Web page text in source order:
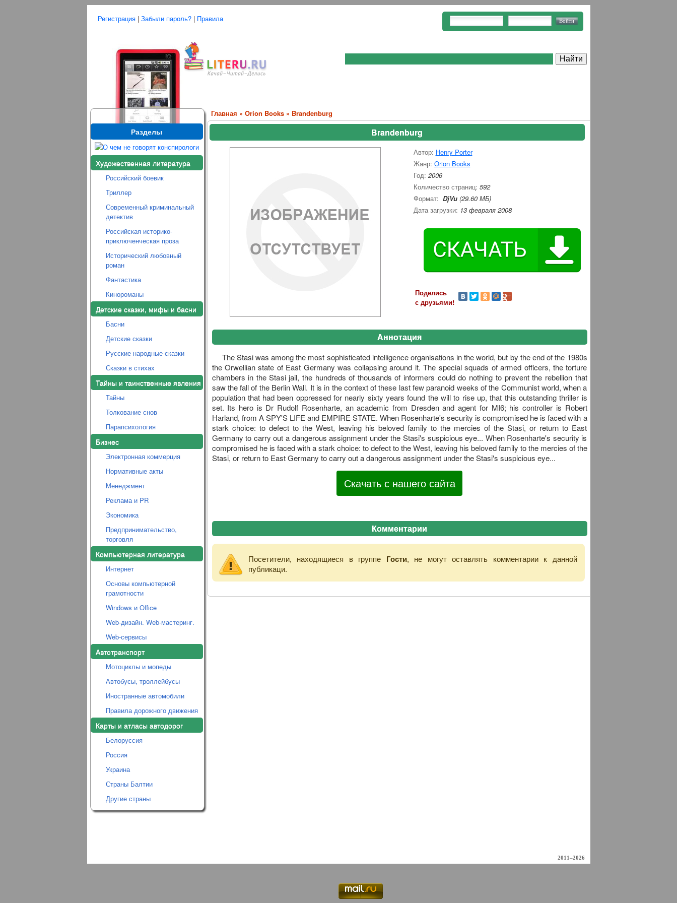
Регистрация| Забыли пароль?| Правила
Разделы
Художественная литература
Российский боевик
Триллер
Современный криминальный
детектив
Российская историко-
приключенческая проза
Исторический любовный
роман
Фантастика
Кинороманы
Детские сказки, мифы и басни
Басни
Детские сказки
Русские народные сказки
Сказки в стихах
Тайны и таинственные явления
Тайны
Толкование снов
Парапсихология
Бизнес
Электронная коммерция
Нормативные акты
Менеджмент
Реклама и PR
Экономика
Предпринимательство,
торговля
Компьютерная литература
Интернет
Основы компьютерной
грамотности
Windows и Office
Web-дизайн. Web-мастеринг.
Web-сервисы
Автотранспорт
Мотоциклы и мопеды
Автобусы, троллейбусы
Иностранные автомобили
Правила дорожного движения
Карты и атласы автодорог
Белоруссия
Россия
Украина
Страны Балтии
Другие страны
Главная » Orion Books» Brandenburg
Brandenburg
Автор: Henry Porter
Жанр: Orion Books
Год: 2006
Количество страниц: 592
Формат: DjVu(29.60 МБ)
Дата загрузки: 13 февраля 2008
Поделись
с друзьями!
Аннотация
The Stasi was among the most sophisticated intelligence organisations in the world, but by the end of the 1980s
the Orwellian state of East Germany was collapsing around it. The special squads of armed officers, the torture
chambers in the Stasi jail, the hundreds of thousands of informers could do nothing to prevent the rebellion that
saw the fall of the Berlin Wall. It is in the context of these last few paranoid weeks of the Communist world, when a
population that had been oppressed for nearly sixty years found the will to rise up, that this outstanding thriller is
set. Its hero is Dr Rudolf Rosenharte, an academic from Dresden and agent for MI6; his controller is Robert
Harland, from A SPY'S LIFE and EMPIRE STATE. When Rosenharte's security is compromised he is faced with a
stark choice: to defect to the West, leaving his beloved family to the mercies of the Stasi, or return to East
Germany to carry out a dangerous assignment under the Stasi's suspicious eye... When Rosenharte's security is
compromised he is faced with a stark choice: to defect to the West, leaving his beloved family to the mercies of the
Stasi, or return to East Germany to carry out a dangerous assignment under the Stasi's suspicious eye...
Скачать с нашего сайта
Комментарии
Посетители, находящиеся в группе Гости, не могут оставлять комментарии к данной
публикаци.
2011–2026